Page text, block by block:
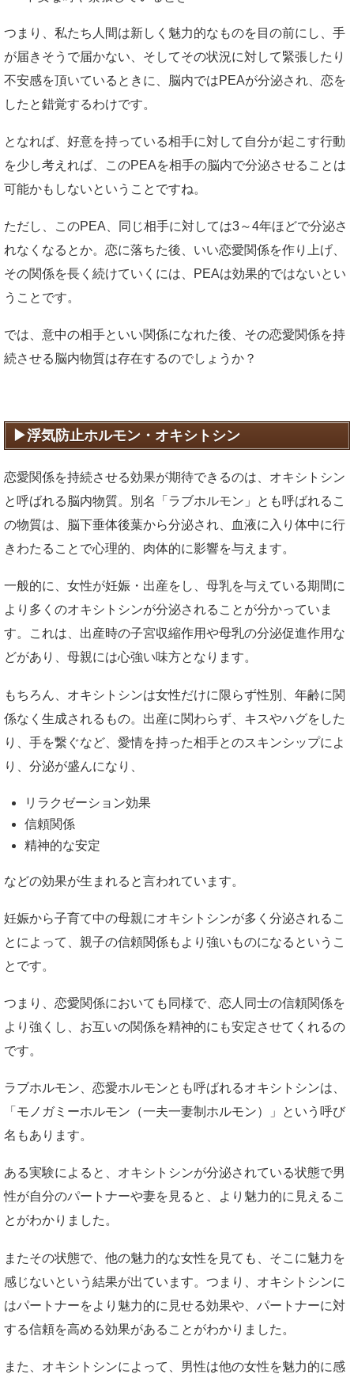
つまり、私たち人間は新しく魅力的なものを目の前にし、手
が届きそうで届かない、そしてその状況に対して緊張したり
不安感を頂いているときに、脳内ではPEAが分泌され、恋を
したと錯覚するわけです。
となれば、好意を持っている相手に対して自分が起こす行動
を少し考えれば、このPEAを相手の脳内で分泌させることは
可能かもしないということですね。
ただし、このPEA、同じ相手に対しては3～4年ほどで分泌さ
れなくなるとか。恋に落ちた後、いい恋愛関係を作り上げ、
その関係を長く続けていくには、PEAは効果的ではないとい
うことです。
では、意中の相手といい関係になれた後、その恋愛関係を持
続させる脳内物質は存在するのでしょうか？
浮気防止ホルモン・オキシトシン
恋愛関係を持続させる効果が期待できるのは、オキシトシン
と呼ばれる脳内物質。別名「ラブホルモン」とも呼ばれるこ
の物質は、脳下垂体後葉から分泌され、血液に入り体中に行
きわたることで心理的、肉体的に影響を与えます。
一般的に、女性が妊娠・出産をし、母乳を与えている期間に
より多くのオキシトシンが分泌されることが分かっていま
す。これは、出産時の子宮収縮作用や母乳の分泌促進作用な
どがあり、母親には心強い味方となります。
もちろん、オキシトシンは女性だけに限らず性別、年齢に関
係なく生成されるもの。出産に関わらず、キスやハグをした
り、手を繋ぐなど、愛情を持った相手とのスキンシップによ
り、分泌が盛んになり、
リラクゼーション効果
信頼関係
精神的な安定
などの効果が生まれると言われています。
妊娠から子育て中の母親にオキシトシンが多く分泌されるこ
とによって、親子の信頼関係もより強いものになるというこ
とです。
つまり、恋愛関係においても同様で、恋人同士の信頼関係を
より強くし、お互いの関係を精神的にも安定させてくれるの
です。
ラブホルモン、恋愛ホルモンとも呼ばれるオキシトシンは、
「モノガミーホルモン（一夫一妻制ホルモン）」という呼び
名もあります。
ある実験によると、オキシトシンが分泌されている状態で男
性が自分のパートナーや妻を見ると、より魅力的に見えるこ
とがわかりました。
またその状態で、他の魅力的な女性を見ても、そこに魅力を
感じないという結果が出ています。つまり、オキシトシンに
はパートナーをより魅力的に見せる効果や、パートナーに対
する信頼を高める効果があることがわかりました。
また、オキシトシンによって、男性は他の女性を魅力的に感